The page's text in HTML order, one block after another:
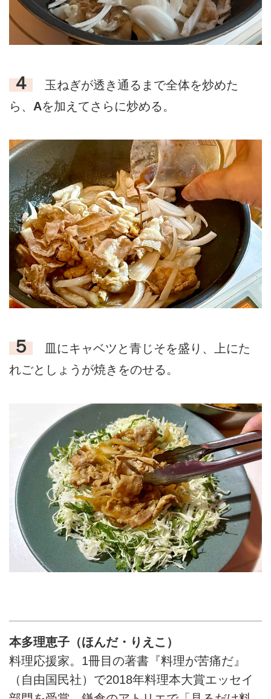
４
玉ねぎが透き通るまで全体を炒めた
ら、 Aを加えてさらに炒める。
５
皿にキャベツと青じそを盛り、上にた
れごとしょうが焼きをのせる。
本多理恵子（ほんだ・りえこ）
料理応援家。1冊目の著書『料理が苦痛だ』
（自由国民社）で2018年料理本大賞エッセイ